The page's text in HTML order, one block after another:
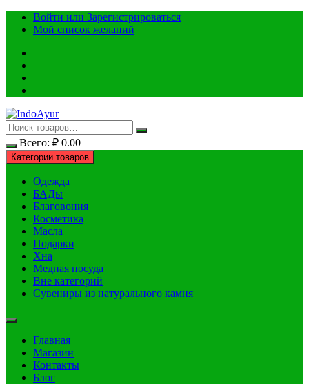
ПерейтиВойти или Зарегистрироваться
Мой список желаний
Всего: ₽ 0.00
Категории товаров
Одежда
БАДы
Благовония
Косметика
Масла
Подарки
Хна
Медная посуда
Вне категорий
Сувениры из натурального камня
Главная
Магазин
Контакты
Блог